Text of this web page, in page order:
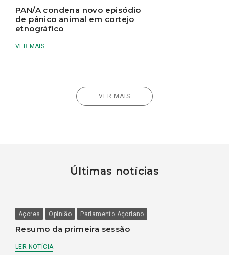
PAN/A condena novo episódio
de pânico animal em cortejo
etnográfico
VER MAIS
VER MAIS
Últimas notícias
Açores Opinião Parlamento Açoriano
Resumo da primeira sessão
LER NOTÍCIA